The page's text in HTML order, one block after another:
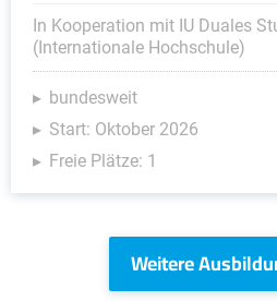
In Kooperation mit IU Duales
(Internationale Hochschule)
bundesweit
Start: Oktober 2026
Freie Plätze: 1
Weitere